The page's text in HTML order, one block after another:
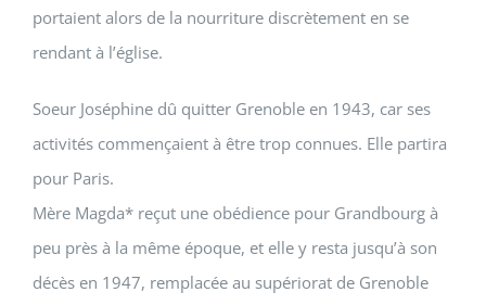
portaient alors de la nourriture discrètement en se
rendant à l’église.
Soeur Joséphine dû quitter Grenoble en 1943, car ses
activités commençaient à être trop connues. Elle partira
pour Paris.
Mère Magda* reçut une obédience pour Grandbourg à
peu près à la même époque, et elle y resta jusqu’à son
décès en 1947, remplacée au supériorat de Grenoble